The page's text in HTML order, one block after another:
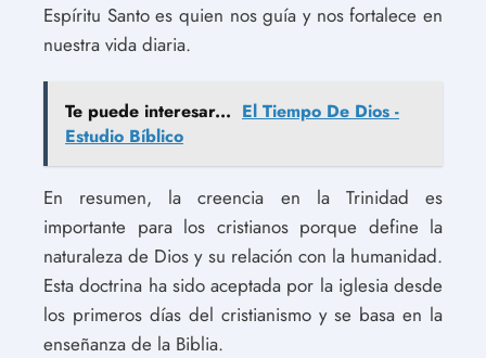
Espíritu Santo es quien nos guía y nos fortalece en
nuestra vida diaria.
Te puede interesar... El Tiempo De Dios -
Estudio Bíblico
En resumen, la creencia en la Trinidad es
importante para los cristianos porque define la
naturaleza de Dios y su relación con la humanidad.
Esta doctrina ha sido aceptada por la iglesia desde
los primeros días del cristianismo y se basa en la
enseñanza de la Biblia.